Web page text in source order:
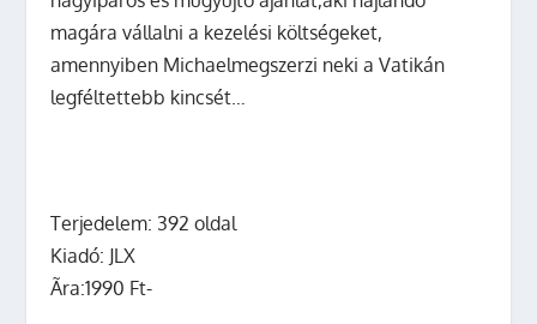
magára vállalni a kezelési költségeket,
amennyiben Michaelmegszerzi neki a Vatikán
legféltettebb kincsét…
Terjedelem: 392 oldal
Kiadó: JLX
Ãra:1990 Ft-